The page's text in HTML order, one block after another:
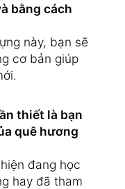
bằng cách
này, bạn sẽ
cơ bản giúp
thiết là bạn
quê hương
đang học
hay đã tham